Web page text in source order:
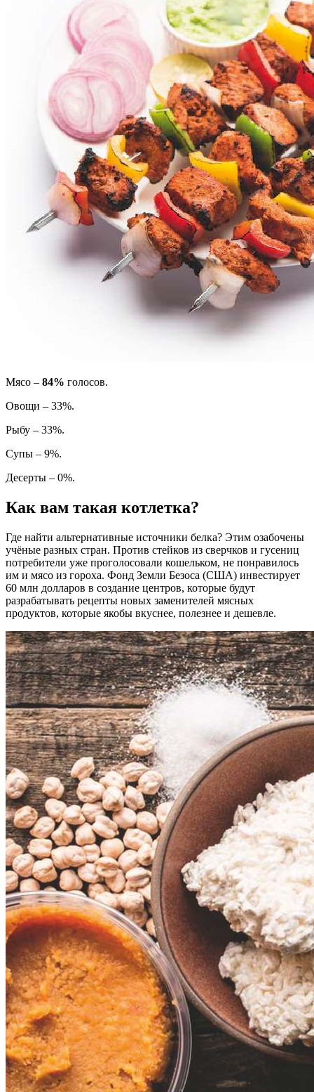
Мясо – 84% голосов.
Овощи – 33%.
Рыбу – 33%.
Супы – 9%.
Десерты – 0%.
Как вам такая котлетка?
Где найти альтернативные источники белка? Этим озабочены
учёные разных стран. Против стейков из сверчков и гусениц
потребители уже проголосовали кошельком, не понравилось
им и мясо из гороха. Фонд Земли Безоса (США) инвестирует
60 млн долларов в создание центров, которые будут
разрабатывать рецепты новых заменителей мясных
продуктов, которые якобы вкуснее, полезнее и дешевле.